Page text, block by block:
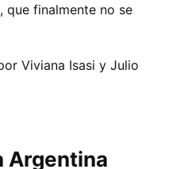
que finalmente no se
Viviana Isasi y Julio
Argentina